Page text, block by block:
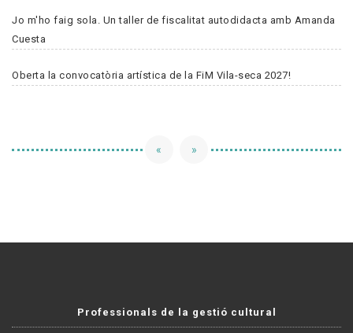
Jo m'ho faig sola. Un taller de fiscalitat autodidacta amb Amanda
Cuesta
Oberta la convocatòria artística de la FiM Vila-seca 2027!
« »
Professionals de la gestió cultural